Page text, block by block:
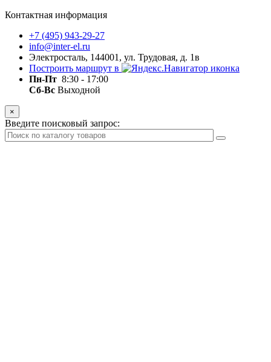
Контактная информация
+7 (495) 943-29-27
info@inter-el.ru
Электросталь, 144001, ул. Трудовая, д. 1в
Построить маршрут в
Пн-Пт 8:30 - 17:00
Сб-Вс Выходной
×
Введите поисковый запрос: